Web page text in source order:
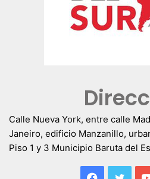
Calle Nueva York, entre calle
Janeiro, edificio Manzanillo,
Piso 1 y 3 Municipio Baruta del